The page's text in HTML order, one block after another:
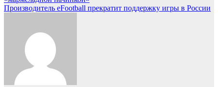
Производитель eFootball прекратит поддержку игры в России